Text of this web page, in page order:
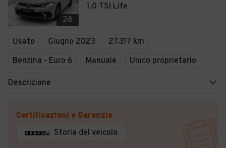
28
1.0 TSI Life
Usato Giugno 2023
27.317 km
Benzina - Euro 6
Manuale Unico proprietario
Descrizione
Certificazioni e Garanzie
Storia del veicolo